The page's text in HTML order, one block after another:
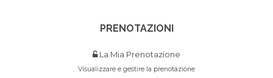
PRENOTAZIONI
La Mia Prenotazione
Visualizzare e gestire la prenotazione